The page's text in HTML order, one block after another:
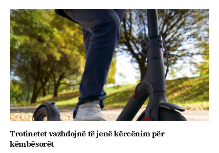
Trotinetet vazhdojnë të jenë kërcënim për
këmbësorët